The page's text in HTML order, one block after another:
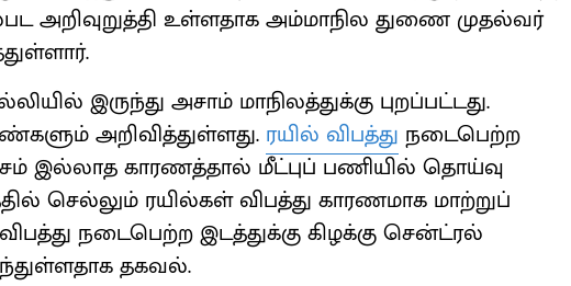
அறிவுறுத்தி உள்ளதாக அம்மாநில துணை முதல்வர்
இருந்து அசாம் மாநிலத்துக்கு புறப்பட்டது.
அறிவித்துள்ளது. ரயில் விபத்து நடைபெற்ற
இல்லாத காரணத்தால் மீட்புப் பணியில் தொய்வு
செல்லும் ரயில்கள் விபத்து காரணமாக மாற்றுப்
நடைபெற்ற இடத்துக்கு கிழக்கு சென்ட்ரல்
தகவல்.